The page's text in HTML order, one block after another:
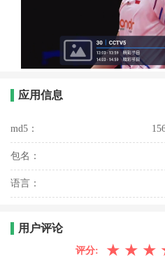
应用信息
md5：
包名：
语言：
用户评论
评分: ★ ★ ★